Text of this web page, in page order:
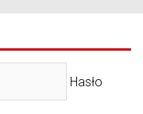
Hasło